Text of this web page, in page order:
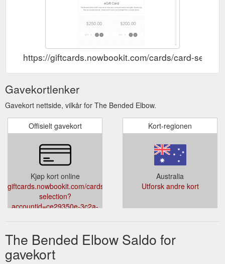
WE ARE ONLY ABLE TO TAKE PHONE BOOKINGS AT THIS
https://thebendedelbow.com.au/call-us/
https://giftcards.nowbookit.com/cards/card-
Gavekortlenker
Gavekort nettside, vilkår for The Bended Elbow.
Offisielt gavekort
Kjøp kort online
giftcards.nowbookit.com/cards/card-
selection?
accountid=ce29350e-3c2a-
Kort-regionen
Australia
Utforsk andre kort
The Bended Elbow Saldo for
gavekort